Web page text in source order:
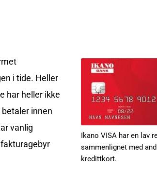
Ikano VISA har en lav
sammenlignet med
kredittkort.
i tide. Heller
har heller ikke
innen
vanlig